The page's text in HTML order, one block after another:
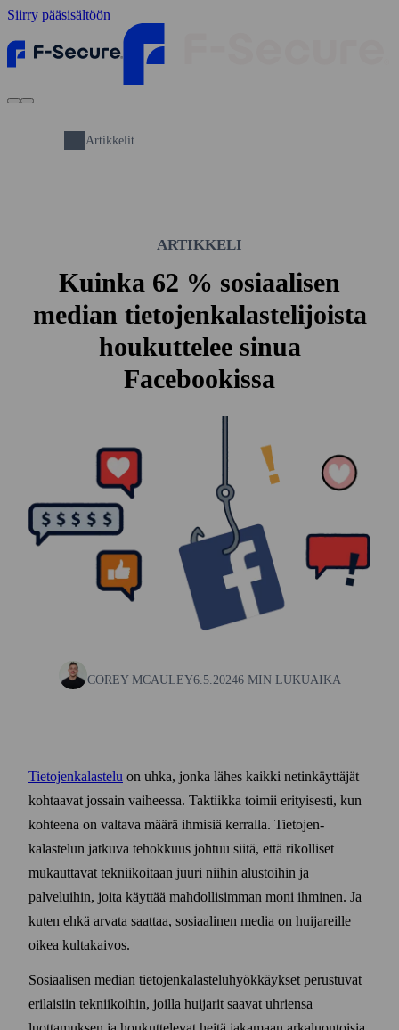
Siirry pääsisältöön
Artikkelit
ARTIKKELI
Kuinka 62 % sosiaalisen
median tietojen­kalastelijoista
houkuttelee sinua
Facebookissa
COREY MCAULEY6.5.20246 MIN LUKUAIKA
Tietojenkalastelu on uhka, jonka lähes kaikki netin­käyttäjät
kohtaavat jossain vaiheessa. Taktiikka toimii erityisesti, kun
kohteena on valtava määrä ihmisiä kerralla. Tietojen­
kalastelun jatkuva tehokkuus johtuu siitä, että rikolliset
mukauttavat tekniikoitaan juuri niihin alustoihin ja
palveluihin, joita käyttää mahdollisimman moni ihminen. Ja
kuten ehkä arvata saattaa, sosiaalinen media on huijareille
oikea kulta­kaivos.
Sosiaalisen median tietojen­kalastelu­hyökkäykset perustuvat
erilaisiin tekniikoihin, joilla huijarit saavat uhriensa